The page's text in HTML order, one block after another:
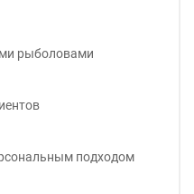
рыболовами
подходом